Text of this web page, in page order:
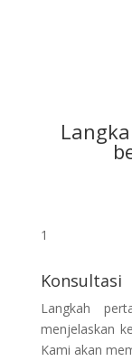
1
Konsultasi
Langkah
menjelaskan
Kami akan